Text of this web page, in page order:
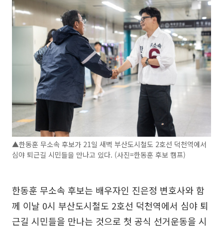
▲한동훈 무소속 후보가 21일 새벽 부산도시철도 2호선 덕천역에서
심야 퇴근길 시민들을 만나고 있다. (사진=한동훈 후보 캠프)
한동훈 무소속 후보는 배우자인 진은정 변호사와 함
께 이날 0시 부산도시철도 2호선 덕천역에서 심야 퇴
근길 시민들을 만나는 것으로 첫 공식 선거운동을 시